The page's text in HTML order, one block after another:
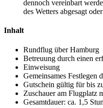
dennoch vereinbart
des Wetters abgesagt
Inhalt
Rundflug über Hamburg
Betreuung durch einen
Einweisung
Gemeinsames Festlegen
Gutschein gültig für bis
Zuschauer am Flugplatz
Gesamtdauer: ca. 1,5